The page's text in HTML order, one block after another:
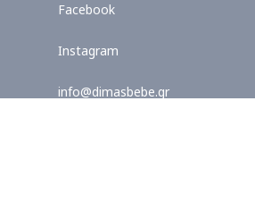
Facebook
Instagram
info@dimasbebe.gr